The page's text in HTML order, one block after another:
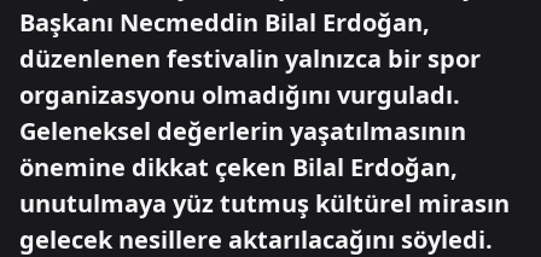
Başkanı Necmeddin Bilal Erdoğan,
düzenlenen festivalin yalnızca bir spor
organizasyonu olmadığını vurguladı.
Geleneksel değerlerin yaşatılmasının
önemine dikkat çeken Bilal Erdoğan,
unutulmaya yüz tutmuş kültürel mirasın
gelecek nesillere aktarılacağını söyledi.